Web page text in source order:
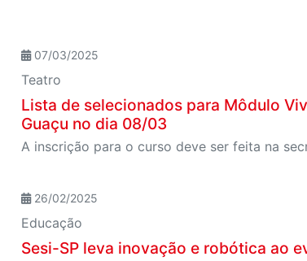
07/03/2025
Teatro
Lista de selecionados para Môdulo
Guaçu no dia 08/03
A inscrição para o curso deve ser feita na
26/02/2025
Educação
Sesi-SP leva inovação e robótica ao